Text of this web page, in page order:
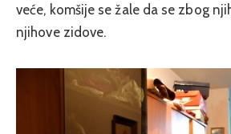
veće, komšije se žale da se zbog
njihove zidove.